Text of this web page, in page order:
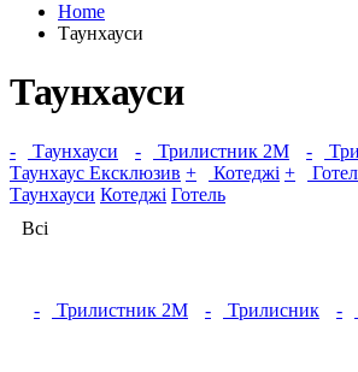
Home
Таунхауси
Таунхауси
- Таунхауси - Трилистник 2М -
Таунхаус Ексклюзив + Котеджі +
Таунхауси Котеджі Готель
Всі
- Трилистник 2М - Трилисник -